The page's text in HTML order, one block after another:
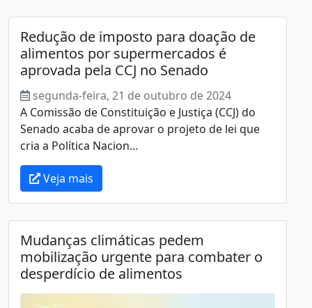
Redução de imposto para doação de
alimentos por supermercados é
aprovada pela CCJ no Senado
segunda-feira, 21 de outubro de 2024
A Comissão de Constituição e Justiça (CCJ) do
Senado acaba de aprovar o projeto de lei que
cria a Política Nacion...
Veja mais
Mudanças climáticas pedem
mobilização urgente para combater o
desperdício de alimentos